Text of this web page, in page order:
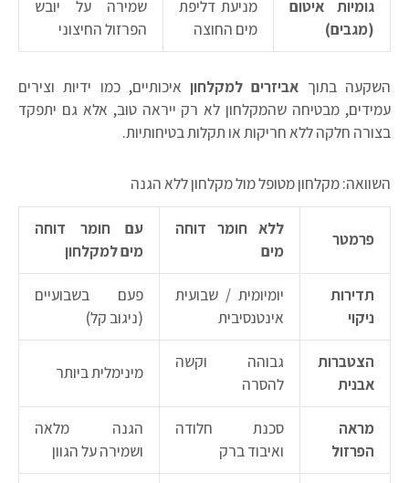
גומיות איטום
(מגבים)
מניעת דליפת
מים החוצה
שמירה על יובש
הפרזול החיצוני
השקעה בתוך אביזרים למקלחוןאיכותיים, כמו ידיות וצירים
עמידים, מבטיחה שהמקלחון לא רק ייראה טוב, אלא גם יתפקד
בצורה חלקה ללא חריקות או תקלות בטיחותיות.
השוואה: מקלחון מטופל מול מקלחון ללא הגנה
פרמטר
ללא חומר דוחה
מים
עם חומר דוחה
מים למקלחון
תדירות
ניקוי
יומיומית / שבועית
אינטנסיבית
פעם בשבועיים
(ניגוב קל)
הצטברות
אבנית
גבוהה וקשה
להסרה
מינימלית ביותר
מראה
הפרזול
סכנת חלודה
ואיבוד ברק
הגנה מלאה
ושמירה על הגוון